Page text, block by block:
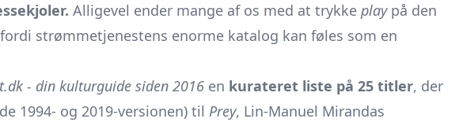
Alligevel ender mange af os med at trykke playpå den
strømmetjenestens enorme katalog kan føles som en
- din kulturguide siden 2016 en kurateret liste på 25 titler, der
1994- og 2019-versionen) til Prey, Lin-Manuel Mirandas